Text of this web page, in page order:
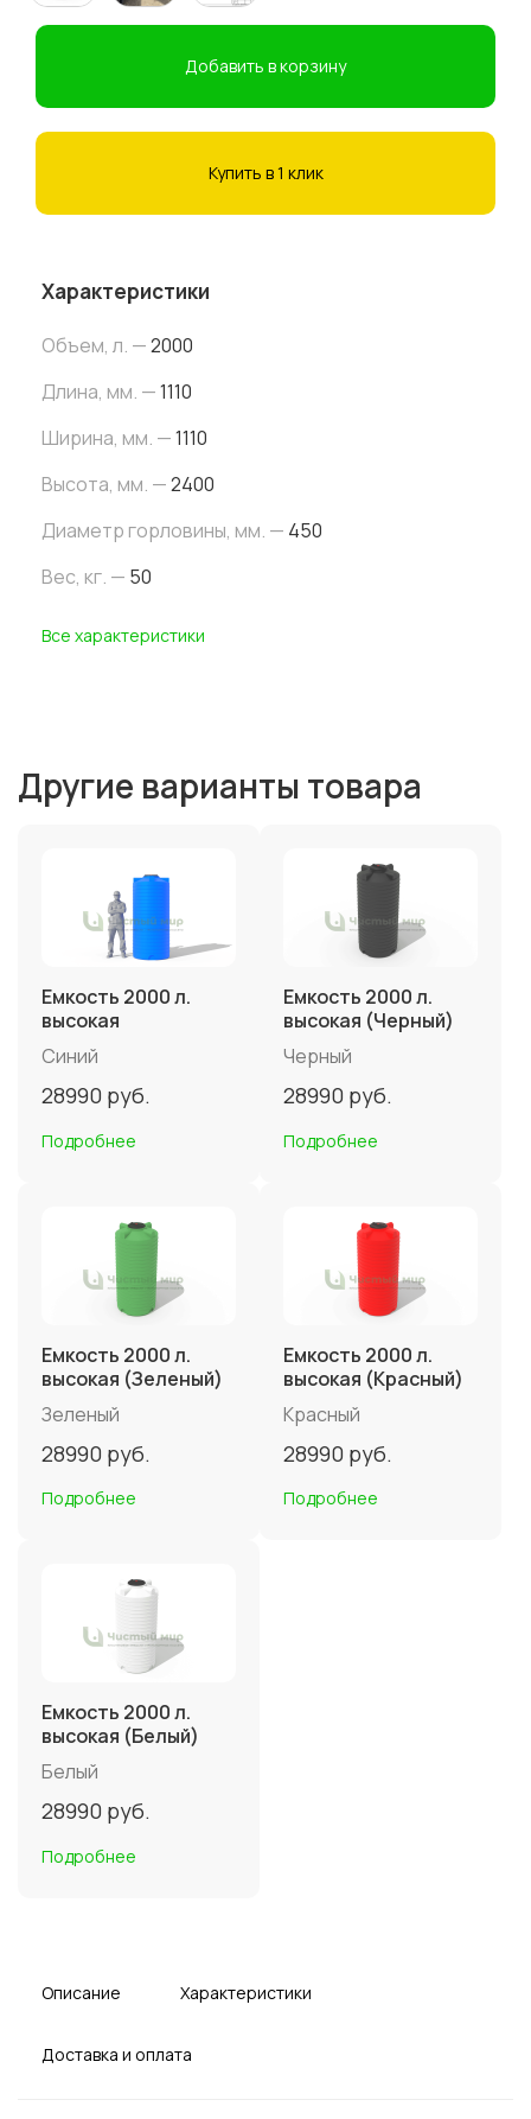
Добавить в корзину
Купить в 1 клик
Характеристики
Объем, л. —2000
Длина, мм. —1110
Ширина, мм. —1110
Высота, мм. —2400
Диаметр горловины, мм. — 450
Вес, кг. — 50
Все характеристики
Другие варианты товара
Емкость 2000 л.
высокая
Синий
28990 руб.
Подробнее
Емкость 2000 л.
высокая (Черный)
Черный
28990 руб.
Подробнее
Емкость 2000 л.
высокая (Зеленый)
Зеленый
28990 руб.
Подробнее
Емкость 2000 л.
высокая (Красный)
Красный
28990 руб.
Подробнее
Емкость 2000 л.
высокая (Белый)
Белый
28990 руб.
Подробнее
Описание Характеристики
Доставка и оплата